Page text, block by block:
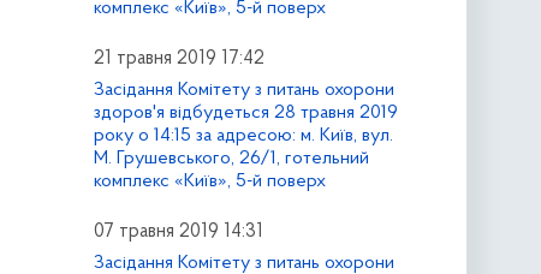
комплекс «Київ», 5-й поверх
21 травня 2019 17:42
Засідання Комітету з питань охорони
здоров'я відбудеться 28 травня 2019
року о 14:15 за адресою: м. Київ, вул.
М. Грушевського, 26/1, готельний
комплекс «Київ», 5-й поверх
07 травня 2019 14:31
Засідання Комітету з питань охорони